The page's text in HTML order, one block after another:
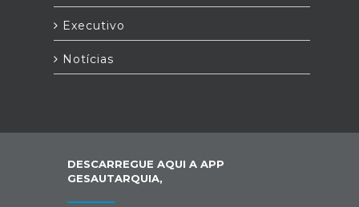
Executivo
Notícias
DESCARREGUE AQUI A APP
GESAUTARQUIA,